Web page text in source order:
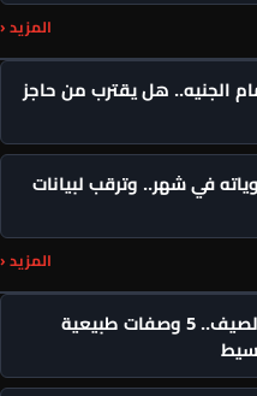
المزيد ‹
الجنيه.. هل يقترب من حاجز
في شهر.. وترقب لبيانات
المزيد ‹
وداعًا لرائحة العرق في الصيف.. 5 وصفات طبيعية